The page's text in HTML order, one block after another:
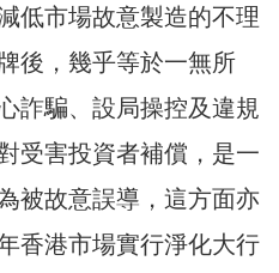
低市場故意製造的不理
後，幾乎等於一無所
詐騙、設局操控及違規
受害投資者補償，是一
被故意誤導，這方面亦
香港市場實行淨化大行